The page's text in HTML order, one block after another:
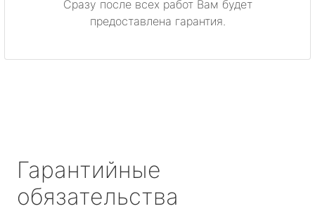
Сразу после всех работ Вам будет
предоставлена гарантия.
Гарантийные
обязательства